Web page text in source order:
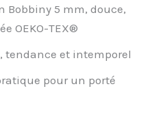
Bobbiny 5 mm, douce,
OEKO-TEX®
tendance et intemporel
pour un porté